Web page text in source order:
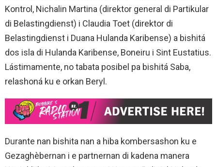
Kontrol, Nichalin Martina (direktor general di Partikular
di Belastingdienst) i Claudia Toet (direktor di
Belastingdienst i Duana Hulanda Karibense) a bishitá
dos isla di Hulanda Karibense, Boneiru i Sint Eustatius.
Lástimamente, no tabata posibel pa bishitá Saba,
relashoná ku e orkan Beryl.
Durante nan bishita nan a hiba kombersashon ku e
Gezaghèbernan i e partnernan di kadena manera